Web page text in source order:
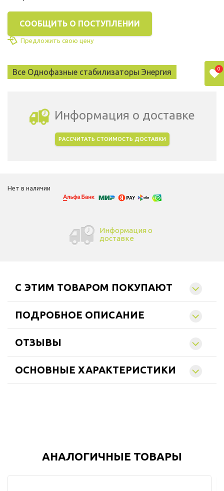
СООБЩИТЬ О ПОСТУПЛЕНИИ
Предложить свою цену
Все Однофазные стабилизаторы Энергия
Информация о доставке
РАССЧИТАТЬ СТОИМОСТЬ ДОСТАВКИ
Нет в наличии
Информация о
доставке
C ЭТИМ ТОВАРОМ ПОКУПАЮТ
ПОДРОБНОЕ ОПИСАНИЕ
ОТЗЫВЫ
ОСНОВНЫЕ ХАРАКТЕРИСТИКИ
АНАЛОГИЧНЫЕ ТОВАРЫ
0